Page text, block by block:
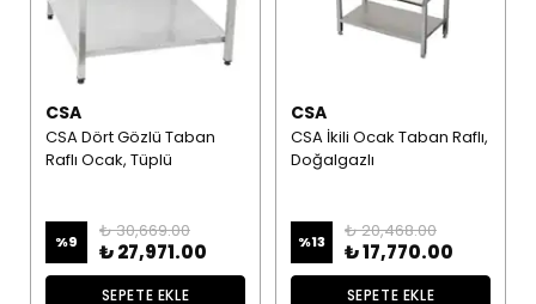
CSA
CSA Dört Gözlü Taban
Raflı Ocak, Tüplü
%9
₺ 30,669.00
₺ 27,971.00
SEPETE EKLE
CSA
CSA İkili Ocak Taban Raflı,
Doğalgazlı
%13
₺ 20,468.00
₺ 17,770.00
SEPETE EKLE